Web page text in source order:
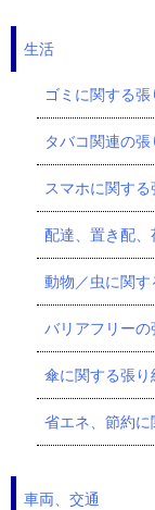
生活
ゴミに関する張
タバコ関連の張
スマホに関す
配達、置き配
動物／虫に関す
バリアフリーの
傘に関する張り
省エネ、節約
車両、交通